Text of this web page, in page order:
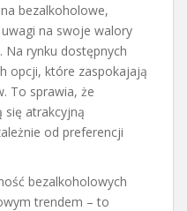
bezalkoholowe,
na swoje walory
Na rynku dostępnych
opcji, które zaspokajają
To sprawia, że
się atrakcyjną
od preferencji
bezalkoholowych
trendem – to